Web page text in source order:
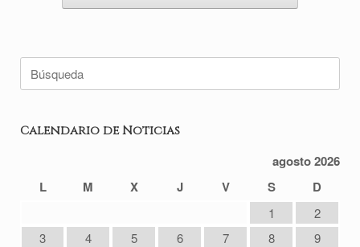
Calendario de Noticias
agosto 2026
L
M X J V S D
1
2
3
4 5 6 7 8
9